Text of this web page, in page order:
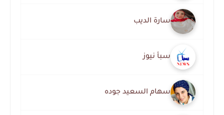
سارة الديب
سبأ نيوز
سهام السعيد جوده